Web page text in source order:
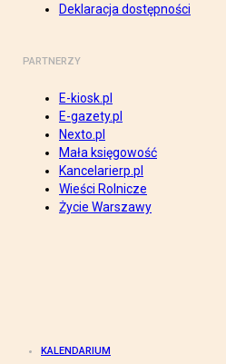
Deklaracja dostępności
PARTNERZY
E-kiosk.pl
E-gazety.pl
Nexto.pl
Mała księgowość
Kancelarierp.pl
Wieści Rolnicze
Życie Warszawy
KALENDARIUM